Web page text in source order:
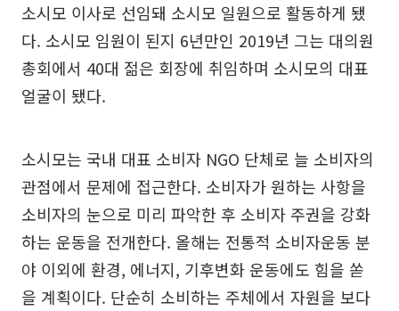
소시모 이사로 선임돼 소시모 일원으로 활동하게 됐
다. 소시모 임원이 된지 6년만인 2019년 그는 대의원
총회에서 40대 젊은 회장에 취임하며 소시모의 대표
얼굴이 됐다.
소시모는 국내 대표 소비자 NGO 단체로 늘 소비자의
관점에서 문제에 접근한다. 소비자가 원하는 사항을
소비자의 눈으로 미리 파악한 후 소비자 주권을 강화
하는 운동을 전개한다. 올해는 전통적 소비자운동 분
야 이외에 환경, 에너지, 기후변화 운동에도 힘을 쏟
을 계획이다. 단순히 소비하는 주체에서 자원을 보다